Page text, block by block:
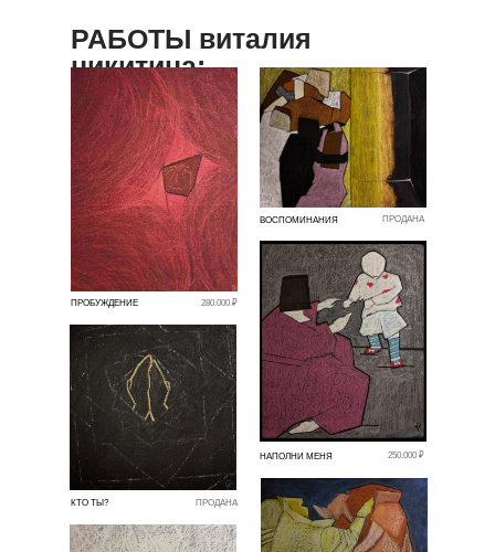
РАБОТЫ виталия
никитина:
НАПОЛНИ МЕНЯ
ПРОБУЖДЕНИЕ 280.000 ₽
250.000 ₽
ВОСПОМИНАНИЯ ПРОДАНА
КТО ТЫ? ПРОДАНА